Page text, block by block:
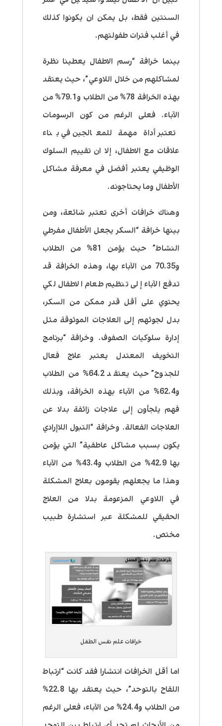
السنتين فقط، بل يمكن ان يكونوا كذلك
في أغلب فترات طفولتهم.
بينما خرافة “رسم الاطفال يعطينا نظرة
لمشاكلهم من خلال اللاوعي”، حيث يعتقد
بهذه الخرافة 78% من الطلاب و79.1% من
الآباء. فعلى الرغم من كون الرسومات
تعتبر أداة مهمة للمعالجين في بناء
علاقات مع الاطفال، إلا ان تقييم السلوك
الوظيفي يعتبر أفضل في معرفة مشاكل
الأطفال وما يحتاجونه.
وهناك خرافات أخرى تعتبر شائعة، ومن
بينها خرافة “السكر يجعل الأطفال مفرطي
النشاط” حيث يؤمن 81% من الطلاب
و70.35 من الآباء بها، وهذه الخرافة قد
تدفع الآباء إلى تنظيم طعام الاطفال لكي
يحتوي على أقل قدر ممكن من السكر،
بدل لجوئهم إلى العلاجات الموثوقة مثل
إدارة سلوكيات الصفوف. وخرافة “برنامج
التخويف المعتدل يعتبر علاج فعال
للجنوح” حيث يعتقد 64.2% من الطلاب
و62.4% من الآباء بهذه الخرافة، وبذلك
فهم يلجأون إلى علاجات زائفة بدلا عن
العلاجات الفعالة. وخرافة “التبول اللاإرادي
يكون بسبب مشاكل عاطفية” التي يؤمن
بها 42.9% من الطلاب و43.4% من الآباء
وهذا ما يجعلهم يقومون بعلاج المشكلة
في اللاوعي المزعومة بدلا من العلاج
الحقيقي للمشكلة عبر استشارة طبيب
مختص.
خرافات علم نفس الطفل
اما أقل الخرافات انتشارا فقد كانت “ارتباط
اللقاح بالتوحد”، حيث يعتقد بها 22.8%
من الطلاب و24.4% من الآباء، فعلى الرغم